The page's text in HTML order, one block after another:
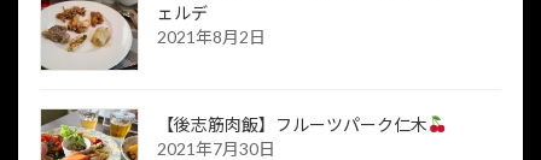
ェルデ
2021年8月2日
【後志筋肉飯】フルーツパーク仁木
2021年7月30日